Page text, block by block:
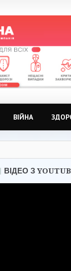
ВІЙНА
ВІДЕО З